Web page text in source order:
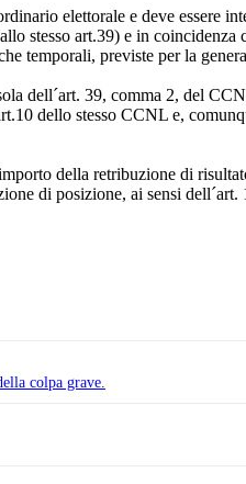
elettorale e deve essere
stesso art.39) e in coincidenza
temporali, previste per la
dell´art. 39, comma 2, del
dello stesso CCNL e,
della retribuzione di
di posizione, ai sensi
colpa grave.